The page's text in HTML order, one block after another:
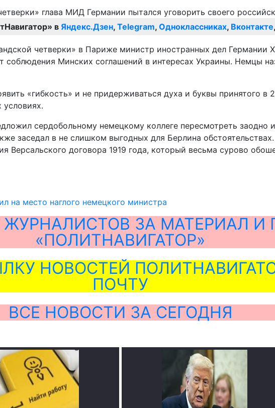
в Яндекс.Дзен, Telegram, Одноклассниках, Вконтакте
четверки» в Париже министр иностранных дел
соблюдения Минских соглашений в интересах Украины. Немцы
«гибкость» и не придерживаться духа и буквы принятого в
сердобольному немецкому коллеге пересмотреть заодно
заседал в не слишком выгодных для Берлина
Версальского договора 1919 года, который весьма сурово
на место наглого немецкого министра
ЖУРНАЛИСТОВ ЗА МАТЕРИАЛ И
«ПОЛИТНАВИГАТОР»
НОВОСТЕЙ
ПОЧТУ
ВСЕ НОВОСТИ ЗА СЕГОДНЯ